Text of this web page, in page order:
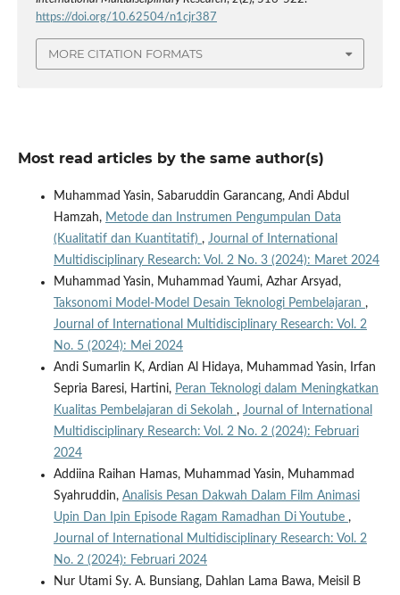
https://doi.org/10.62504/n1cjr387
MORE CITATION FORMATS
Most read articles by the same author(s)
Muhammad Yasin, Sabaruddin Garancang, Andi Abdul
Hamzah, Metode dan Instrumen Pengumpulan Data
(Kualitatif dan Kuantitatif) , Journal of International
Multidisciplinary Research: Vol. 2 No. 3 (2024): Maret 2024
Muhammad Yasin, Muhammad Yaumi, Azhar Arsyad,
Taksonomi Model-Model Desain Teknologi Pembelajaran ,
Journal of International Multidisciplinary Research: Vol. 2
No. 5 (2024): Mei 2024
Andi Sumarlin K, Ardian Al Hidaya, Muhammad Yasin, Irfan
Sepria Baresi, Hartini, Peran Teknologi dalam Meningkatkan
Kualitas Pembelajaran di Sekolah , Journal of International
Multidisciplinary Research: Vol. 2 No. 2 (2024): Februari
2024
Addiina Raihan Hamas, Muhammad Yasin, Muhammad
Syahruddin, Analisis Pesan Dakwah Dalam Film Animasi
Upin Dan Ipin Episode Ragam Ramadhan Di Youtube ,
Journal of International Multidisciplinary Research: Vol. 2
No. 2 (2024): Februari 2024
Nur Utami Sy. A. Bunsiang, Dahlan Lama Bawa, Meisil B